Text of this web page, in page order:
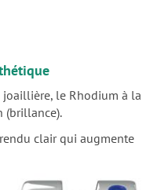
le Rhodium à la
(brillance).
clair qui augmente